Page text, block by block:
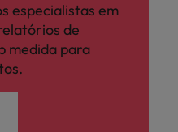
especialistas em
de
medida para